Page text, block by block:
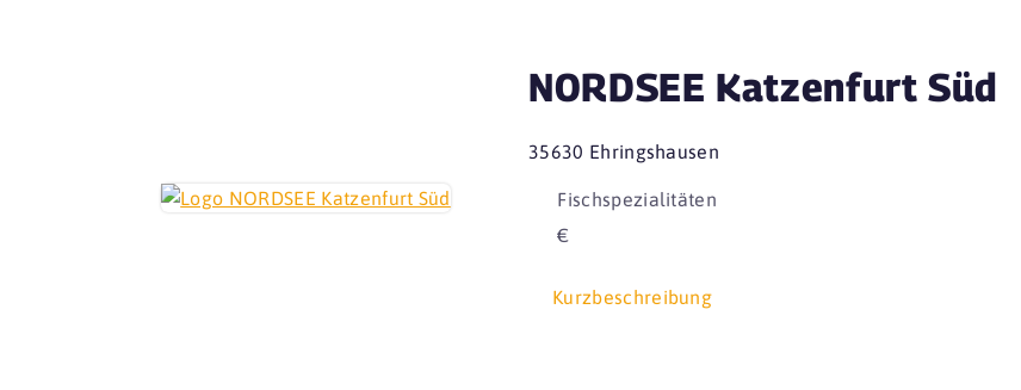
NORDSEE Katzenfurt Süd
35630 Ehringshausen
Fischspezialitäten
€
Kurzbeschreibung